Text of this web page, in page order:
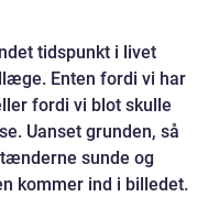
tidspunkt i livet
Enten fordi vi har
fordi vi blot skulle
Uanset grunden, så
sunde og
kommer ind i billedet.